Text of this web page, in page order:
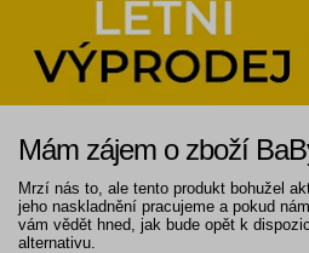
Mám zájem o zboží
Mrzí nás to, ale tento produkt bohužel
jeho naskladnění pracujeme a pokud
vám vědět hned, jak bude opět k
alternativu.